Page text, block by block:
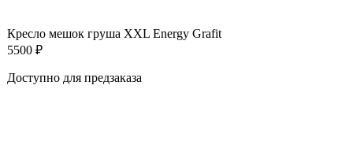
Кресло мешок груша XXL Energy Grafit
5500 ₽
Доступно для предзаказа